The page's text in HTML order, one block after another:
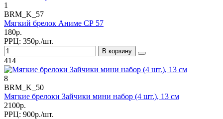
1
BRM_K_57
Мягкий брелок Аниме СР 57
180р.
РРЦ: 350р./шт.
В корзину
414
8
BRM_K_50
Мягкие брелоки Зайчики мини набор (4 шт.), 13 см
2100р.
РРЦ: 900р./шт.